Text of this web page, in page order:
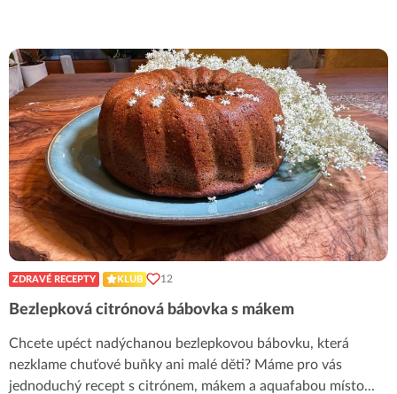
ZDRAVÉ RECEPTY KLUB 12
Bezlepková citrónová bábovka s mákem
Chcete upéct nadýchanou bezlepkovou bábovku, která
nezklame chuťové buňky ani malé děti? Máme pro vás
jednoduchý recept s citrónem, mákem a aquafabou místo...